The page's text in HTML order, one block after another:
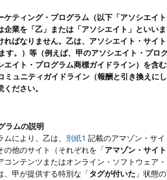
ケティング・プログラム（以下「アソシエイ
企業を「乙」または「アソシエイト」とい
ればなりません。乙は、アソシエイト・サイ
す。）等（例えば、甲のアソシエイト・プ
エイト・プログラム商標ガイドライン）を
ュニティガイドライン（報酬と引き換えに
ださい。
ラムの説明
により、乙は、 別紙1 記載のアマゾン・サ
の他のサイト（それぞれを「アマゾン・サイト
コンテンツまたはオンライン・ソフトウェア
、甲が提供する特別な「タグが付いた 」状態